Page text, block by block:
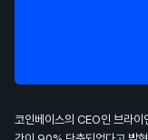
코인베이스의 CEO인 브라